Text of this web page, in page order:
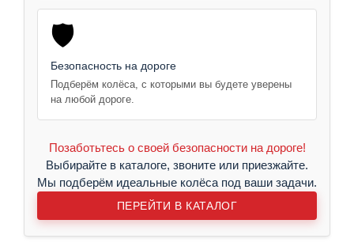
🛡️
Безопасность на дороге
Подберём колёса, с которыми вы будете уверены
на любой дороге.
Позаботьтесь о своей безопасности на дороге!
Выбирайте в каталоге, звоните или приезжайте.
Мы подберём идеальные колёса под ваши задачи.
ПЕРЕЙТИ В КАТАЛОГ